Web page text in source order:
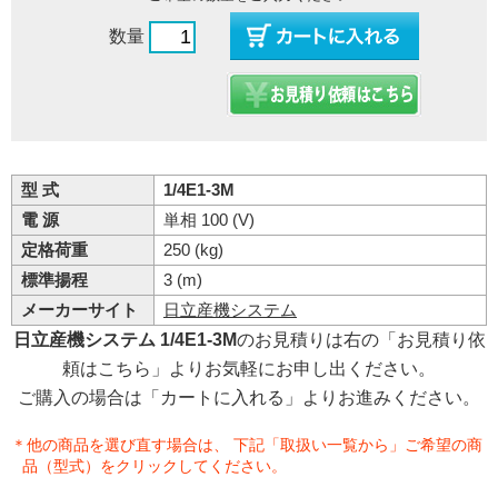
数量
型 式
1/4E1-3M
電 源
単相 100 (V)
定格荷重
250 (kg)
標準揚程
3 (m)
メーカーサイト
日立産機システム
日立産機システム 1/4E1-3Mのお見積りは右の「お見積り依
頼はこちら」よりお気軽にお申し出ください。
ご購入の場合は「カートに入れる」よりお進みください。
＊他の商品を選び直す場合は、 下記「取扱い一覧から」ご希望の商
品（型式）をクリックしてください。